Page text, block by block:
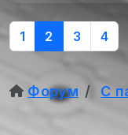
1 2 3 4
Форум
С